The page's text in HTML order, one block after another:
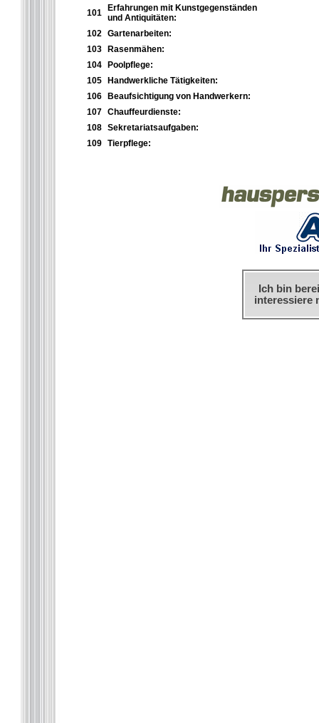
101
Erfahrungen mit Kunstgegenständen
und Antiquitäten:
102 Gartenarbeiten:
103
Rasenmähen:
104
Poolpflege:
105
Handwerkliche Tätigkeiten:
106
Beaufsichtigung von Handwerkern:
107 Chauffeurdienste:
108 Sekretariatsaufgaben:
109 Tierpflege:
Ich bin
interessiere